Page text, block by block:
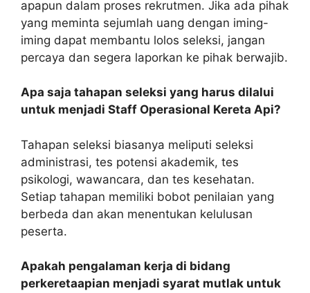
apapun dalam proses rekrutmen. Jika ada pihak
yang meminta sejumlah uang dengan iming-
iming dapat membantu lolos seleksi, jangan
percaya dan segera laporkan ke pihak berwajib.
Apa saja tahapan seleksi yang harus dilalui
untuk menjadi Staff Operasional Kereta Api?
Tahapan seleksi biasanya meliputi seleksi
administrasi, tes potensi akademik, tes
psikologi, wawancara, dan tes kesehatan.
Setiap tahapan memiliki bobot penilaian yang
berbeda dan akan menentukan kelulusan
peserta.
Apakah pengalaman kerja di bidang
perkeretaapian menjadi syarat mutlak untuk